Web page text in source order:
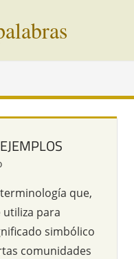
que,
para
simbólico
comunidades